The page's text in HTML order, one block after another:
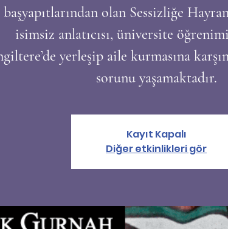
başyapıtlarından olan Sessizliğe
isimsiz anlatıcısı, üniversite
yerleşip aile kurmasına
sorunu yaşamaktadır.
Kayıt Kapalı
Diğer etkinlikleri gör